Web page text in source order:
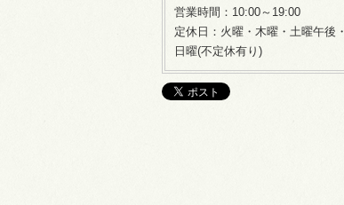
営業時間：10:00～19:00
定休日：火曜・木曜・土曜午後・
日曜(不定休有り)